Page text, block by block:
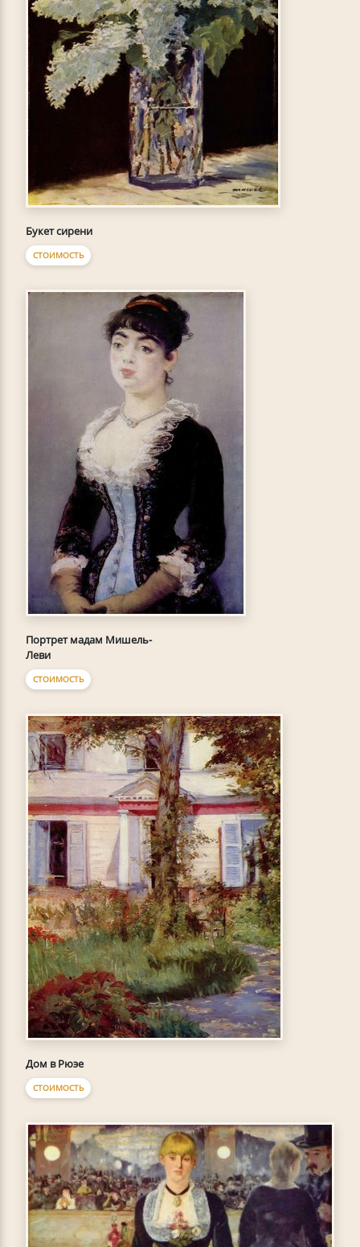
Букет сирени
СТОИМОСТЬ
Портрет мадам Мишель-
Леви
СТОИМОСТЬ
Дом в Рюэе
СТОИМОСТЬ